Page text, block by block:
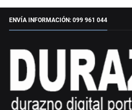
ENVÍA INFORMACIÓN: 099 961 044